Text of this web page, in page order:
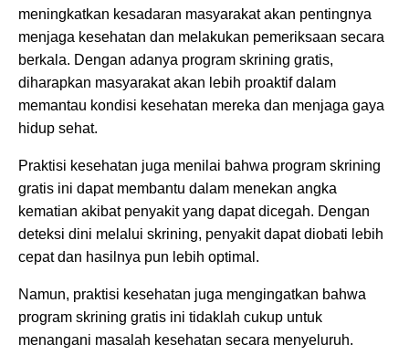
meningkatkan kesadaran masyarakat akan pentingnya
menjaga kesehatan dan melakukan pemeriksaan secara
berkala. Dengan adanya program skrining gratis,
diharapkan masyarakat akan lebih proaktif dalam
memantau kondisi kesehatan mereka dan menjaga gaya
hidup sehat.
Praktisi kesehatan juga menilai bahwa program skrining
gratis ini dapat membantu dalam menekan angka
kematian akibat penyakit yang dapat dicegah. Dengan
deteksi dini melalui skrining, penyakit dapat diobati lebih
cepat dan hasilnya pun lebih optimal.
Namun, praktisi kesehatan juga mengingatkan bahwa
program skrining gratis ini tidaklah cukup untuk
menangani masalah kesehatan secara menyeluruh.